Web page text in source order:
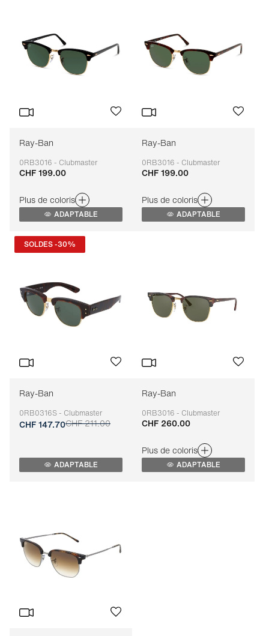
Tri marque A-Z
Tri marque Z-A
Ray-Ban
0RB3016 - Clubmaster
Adaptable
CHF 199.00
Plus de coloris
ADAPTABLE
Ray-Ban
0RB3016 - Clubmaster
Adaptable
CHF 199.00
Plus de coloris
ADAPTABLE
SOLDES -30%
Ray-Ban
0RB0316S - Clubmaster
Adaptable
CHF 147.70CHF 211.00
ADAPTABLE
Ray-Ban
0RB3016 - Clubmaster
Adaptable
CHF 260.00
Plus de coloris
ADAPTABLE